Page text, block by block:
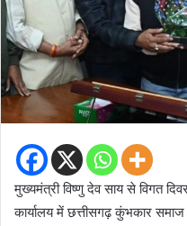
मुख्यमंत्री विष्णु देव साय से विगत
कार्यालय में छत्तीसगढ़ कुंभकार